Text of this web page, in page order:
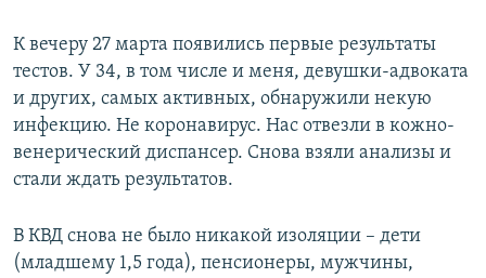
К вечеру 27 марта появились первые результаты
тестов. У 34, в том числе и меня, девушки-адвоката
и других, самых активных, обнаружили некую
инфекцию. Не коронавирус. Нас отвезли в кожно-
венерический диспансер. Снова взяли анализы и
стали ждать результатов.
В КВД снова не было никакой изоляции – дети
(младшему 1,5 года), пенсионеры, мужчины,